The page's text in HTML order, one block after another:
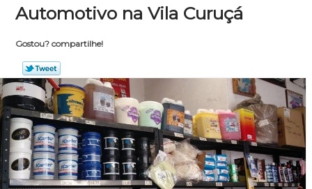
Automotivo na Vila Curuçá
Gostou? compartilhe!